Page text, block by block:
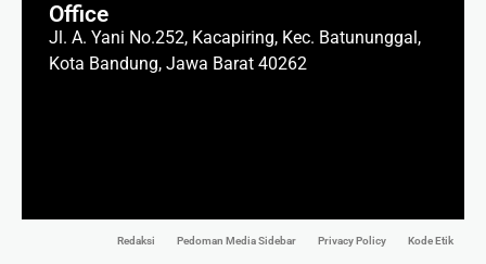
Office
Jl. A. Yani No.252, Kacapiring, Kec. Batununggal,
Kota Bandung, Jawa Barat 40262
Redaksi Pedoman Media Sidebar Privacy Policy Kode Etik